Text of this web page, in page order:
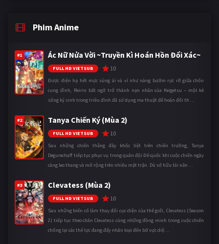
Phim Anime
#1 Ác Nữ Nửa Vời ~Truyền Kì Hoán Hồn Đổi Xác~
FULL HD VIETSUB 10
Được điện hạ hết mực sủng ái và ví như nàng bướm rực rỡ giữa chốn
cung đình, Reirin bất ngờ trở thành nạn nhân của Keigetsu – một kẻ
sống ký sinh trong triều đình đã sử dụng ma thuật để hoán đổi th ...
#2 Tanya Chiến Ký (Mùa 2)
FULL HD VIETSUB 10
Sau những chiến thắng đầy khốc liệt trên chiến trường, Tanya
Degurechaff tiếp tục phục vụ trong quân đội Đế quốc khi cuộc chiến ngày
càng leo thang và mở rộng trên nhiều mặt trận. Dù sở hữu tài năn ...
#3 Clevatess (Mùa 2)
FULL HD VIETSUB 10
Sau những biến cố làm thay đổi cục diện của thế giới, Clevatess (Season
2) tiếp tục theo chân Clevatess cùng những đồng minh trong cuộc chiến
chống lại các thế lực đang đẩy nhân loại đến bờ vực diệ ...